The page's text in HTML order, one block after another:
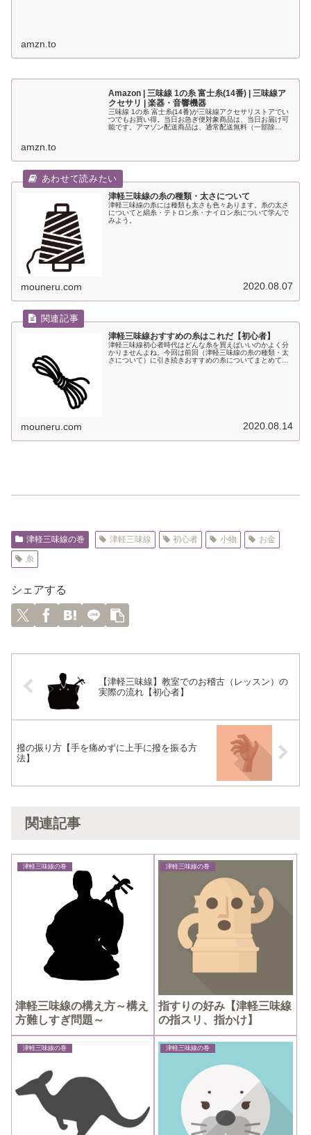
amzn.to
Amazon | 三味線 1の糸 富士糸(14番) | 三味線ア
クセサリ | 楽器・音響機器
三味線 1の糸 富士糸(14番)が三味線アクセサリストアでい
つでもお買い得。当日お急ぎ便対象商品は、当日お届け可
能です。アマゾン配送商品は、通常配送無料（一部除
amzn.to
津軽三味線の糸の種類・太さについて
津軽三味線の糸には種類も太さも色々あります。糸の太さ
についてと絹糸・テトロン糸・ナイロン糸について学んで
みよう。
mouneru.com 2020.08.07
津軽三味線おすすめの糸はこれだ【初心者】
津軽三味線初心者時代はどんな糸を買えばいいのかよく分
かりませんよね。今回は前回（津軽三味線の糸の種類・太
さについて）に引き続きおすすめの糸についてまとめてみ
mouneru.com 2020.08.14
津軽三味線の巻 津軽三味線 初心者 小物
お金
糸
シェアする
【津軽三味線】教室でのお稽古（レッスン）の
実際の流れ【初心者】
撥の振り方【手を痛めずに上手に撥を振る方
法】
関連記事
津軽三味線の巻
津軽三味線の構え方～構え
方難しすぎ問題～
津軽三味線の巻
指すりの好み【津軽三味線
の指スリ、指かけ】
津軽三味線の巻 津軽三味線の巻